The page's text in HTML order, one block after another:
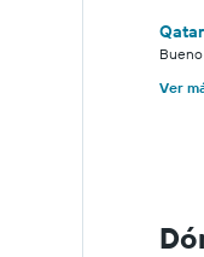
Ver